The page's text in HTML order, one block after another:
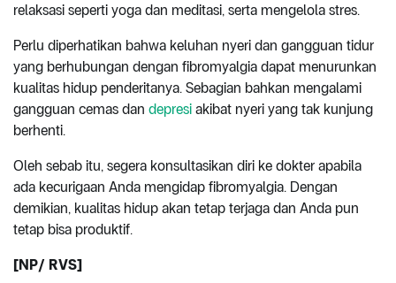
relaksasi seperti yoga dan meditasi, serta mengelola stres.
Perlu diperhatikan bahwa keluhan nyeri dan gangguan tidur
yang berhubungan dengan fibromyalgia dapat menurunkan
kualitas hidup penderitanya. Sebagian bahkan mengalami
gangguan cemas dan depresi akibat nyeri yang tak kunjung
berhenti.
Oleh sebab itu, segera konsultasikan diri ke dokter apabila
ada kecurigaan Anda mengidap fibromyalgia. Dengan
demikian, kualitas hidup akan tetap terjaga dan Anda pun
tetap bisa produktif.
[NP/ RVS]